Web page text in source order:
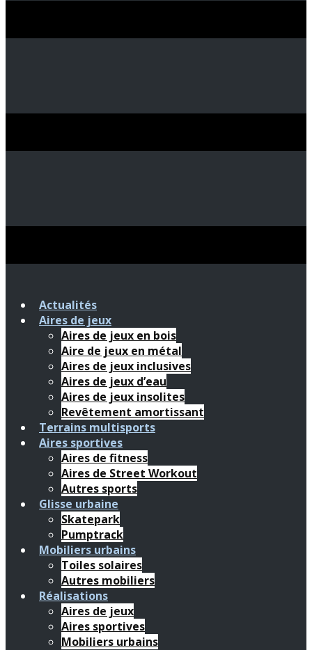
Actualités
Aires de jeux
Aires de jeux en bois
Aire de jeux en métal
Aires de jeux inclusives
Aires de jeux d’eau
Aires de jeux insolites
Revêtement amortissant
Terrains multisports
Aires sportives
Aires de fitness
Aires de Street Workout
Autres sports
Glisse urbaine
Skatepark
Pumptrack
Mobiliers urbains
Toiles solaires
Autres mobiliers
Réalisations
Aires de jeux
Aires sportives
Mobiliers urbains